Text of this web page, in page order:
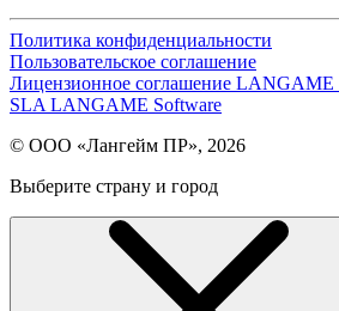
Политика конфиденциальности
Пользовательское соглашение
Лицензионное соглашение LANGAME
SLA LANGAME Software
© ООО «Лангейм ПР», 2026
Выберите страну и город